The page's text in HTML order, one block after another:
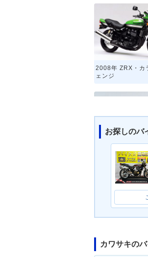
2008年 ZRX・カ
ェンジ
2004年 ZRX ARK
車・特別・限定仕
1998年 ZRX・マ
チェンジ
お探しのバ
カワサキの